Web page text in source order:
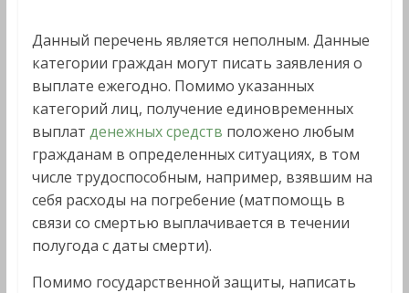
Данный перечень является неполным. Данные
категории граждан могут писать заявления о
выплате ежегодно. Помимо указанных
категорий лиц, получение единовременных
выплат денежных средств положено любым
гражданам в определенных ситуациях, в том
числе трудоспособным, например, взявшим на
себя расходы на погребение (матпомощь в
связи со смертью выплачивается в течении
полугода с даты смерти).
Помимо государственной защиты, написать